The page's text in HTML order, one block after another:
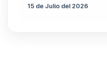
15 de Julio del 2026